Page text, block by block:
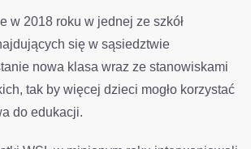
w 2018 roku w jednej ze szkół
się w sąsiedztwie
nowa klasa wraz ze stanowiskami
tak by więcej dzieci mogło korzystać
do edukacji.